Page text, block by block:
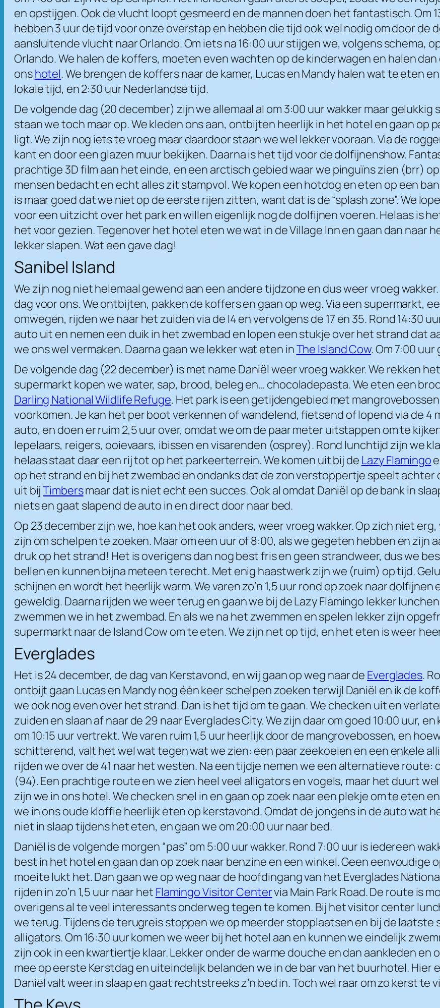
en opstijgen. Ook de vlucht loopt gesmeerd en de mannen doen het fantastisch. Om
hebben 3 uur de tijd voor onze overstap en hebben die tijd ook wel nodig om door de
aansluitende vlucht naar Orlando. Om iets na 16:00 uur stijgen we, volgens schema,
Orlando. We halen de koffers, moeten even wachten op de kinderwagen en halen
onshotel. We brengen de koffers naar de kamer, Lucas en Mandy halen wat te eten
lokale tijd, en 2:30 uur Nederlandse tijd.
De volgende dag (20 december) zijn we allemaal al om 3:00 uur wakker maar
staan we toch maar op. We kleden ons aan, ontbijten heerlijk in het hotel en gaan op
ligt. We zijn nog iets te vroeg maar daardoor staan we wel lekker vooraan. Via de
kant en door een glazen muur bekijken. Daarna is het tijd voor de dolfijnenshow.
prachtige 3D film aan het einde, en een arctisch gebied waar we pinguïns zien (brr)
mensen bedacht en echt alles zit stampvol. We kopen een hotdog en eten op een
is maar goed dat we niet op de eerste rijen zitten, want dat is de “splash zone”. We
voor een uitzicht over het park en willen eigenlijk nog de dolfijnen voeren. Helaas is
het voor gezien. Tegenover het hotel eten we wat in de Village Inn en gaan dan naar
lekker slapen. Wat een gave dag!
Sanibel Island
We zijn nog niet helemaal gewend aan een andere tijdzone en dus weer vroeg
dag voor ons. We ontbijten, pakken de koffers en gaan op weg. Via een supermarkt,
omwegen, rijden we naar het zuiden via de I4 en vervolgens de 17 en 35. Rond 14:30
auto uit en nemen een duik in het zwembad en lopen een stukje over het strand dat
we ons wel vermaken. Daarna gaan we lekker wat eten inThe Island Cow. Om 7:00
De volgende dag (22 december) is met name Daniël weer vroeg wakker. We rekken
supermarkt kopen we water, sap, brood, beleg en… chocoladepasta. We eten een
Darling National Wildlife Refuge. Het park is een getijdengebied met
voorkomen. Je kan het per boot verkennen of wandelend, fietsend of lopend via de 4
auto, en doen er ruim 2,5 uur over, omdat we om de paar meter uitstappen om te
lepelaars, reigers, ooievaars, ibissen en visarenden (osprey). Rond lunchtijd zijn we
helaas staat daar een rij tot op het parkeerterrein. We komen uit bij de Lazy Flamingo
op het strand en bij het zwembad en ondanks dat de zon verstoppertje speelt achter
uit bijTimbersmaar dat is niet echt een succes. Ook al omdat Daniël op de bank in
niets en gaat slapend de auto in en direct door naar bed.
Op 23 december zijn we, hoe kan het ook anders, weer vroeg wakker. Op zich niet
zijn om schelpen te zoeken. Maar om een uur of 8:00, als we gegeten hebben en zijn
druk op het strand! Het is overigens dan nog best fris en geen strandweer, dus we
bellen en kunnen bijna meteen terecht. Met enig haastwerk zijn we (ruim) op tijd.
schijnen en wordt het heerlijk warm. We varen zo’n 1,5 uur rond op zoek naar
geweldig. Daarna rijden we weer terug en gaan we bij de Lazy Flamingo lekker
zwemmen we in het zwembad. En als we na het zwemmen en spelen lekker zijn
supermarkt naar de Island Cow om te eten. We zijn net op tijd, en het eten is weer
Everglades
Het is 24 december, de dag van Kerstavond, en wij gaan op weg naar de Everglades.
ontbijt gaan Lucas en Mandy nog één keer schelpen zoeken terwijl Daniël en ik de
we ook nog even over het strand. Dan is het tijd om te gaan. We checken uit en
zuiden en slaan af naar de 29 naar Everglades City. We zijn daar om goed 10:00 uur,
om 10:15 uur vertrekt. We varen ruim 1,5 uur heerlijk door de mangrovebossen, en
schitterend, valt het wel wat tegen wat we zien: een paar zeekoeien en een enkele
rijden we over de 41 naar het westen. Na een tijdje nemen we een alternatieve route:
(94). Een prachtige route en we zien heel veel alligators en vogels, maar het duurt
zijn we in ons hotel. We checken snel in en gaan op zoek naar een plekje om te eten
we in ons oude kloffie heerlijk eten op kerstavond. Omdat de jongens in de auto wat
niet in slaap tijdens het eten, en gaan we om 20:00 uur naar bed.
Daniël is de volgende morgen “pas” om 5:00 uur wakker. Rond 7:00 uur is iedereen
best in het hotel en gaan dan op zoek naar benzine en een winkel. Geen eenvoudige
moeite lukt het. Dan gaan we op weg naar de hoofdingang van het Everglades
rijden in zo’n 1,5 uur naar het Flamingo Visitor Centervia Main Park Road. De route is
overigens al te veel interessants onderweg tegen te komen. Bij het visitor center
we terug. Tijdens de terugreis stoppen we op meerder stopplaatsen en bij de laatste
alligators. Om 16:30 uur komen we weer bij het hotel aan en kunnen we eindelijk
zijn ook in een kwartiertje klaar. Lekker onder de warme douche en dan aankleden
mee op eerste Kerstdag en uiteindelijk belanden we in de bar van het buurhotel. Hier
Daniël valt weer in slaap en gaat rechtstreeks z’n bed in. Toch wel raar om zo kerst te